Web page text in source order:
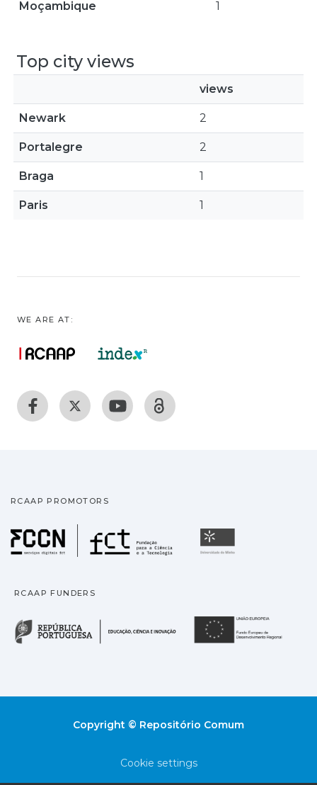
Moçambique 1
Top city views
views
Newark 2
Portalegre 2
Braga 1
Paris 1
WE ARE AT:
RCAAP PROMOTORS
Fundação para a
RCAAP FUNDERS
República Portuguesa
Copyright © Repositório Comum
Cookie settings